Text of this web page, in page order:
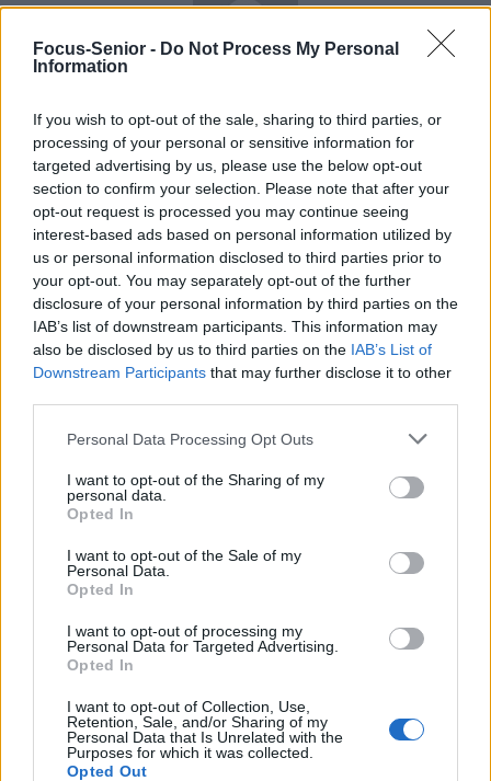
Focus-Senior - Do Not Process My Personal
Information
If you wish to opt-out of the sale, sharing to third parties, or
processing of your personal or sensitive information for
targeted advertising by us, please use the below opt-out
section to confirm your selection. Please note that after your
opt-out request is processed you may continue seeing
interest-based ads based on personal information utilized by
us or personal information disclosed to third parties prior to
your opt-out. You may separately opt-out of the further
disclosure of your personal information by third parties on the
IAB’s list of downstream participants. This information may
also be disclosed by us to third parties on the IAB’s List of
Downstream Participants that may further disclose it to other
Personal Data Processing Opt Outs
I want to opt-out of the Sharing of my
personal data.
Opted In
I want to opt-out of the Sale of my
Personal Data.
Opted In
I want to opt-out of processing my
Personal Data for Targeted Advertising.
Opted In
I want to opt-out of Collection, Use,
Retention, Sale, and/or Sharing of my
Personal Data that Is Unrelated with the
Purposes for which it was collected.
Opted Out
RELATED ARTICLES MORE FROM AUTHOR
Santé
Sieste après 65 ans : la
clé pour préserver votre
cerveau ou le mettre en
danger
Santé
Ménopause et
problèmes urinaires : le
secret inattendu des
sous-vêtements à
découvrir
Santé
Ménopause précoce : le
risque accru
d’hypertension à ne pas
ignorer
Popular Posts
Moustique tigre : les régions françaises les plus envahies
Vaccin Covid-19 : Moderna autorisé aux Etats-Unis
Hôpital : «Il nous manque 8% d’infirmières»
Pourquoi les Français sont-ils de plus en plus myopes ?
27 juin 2022